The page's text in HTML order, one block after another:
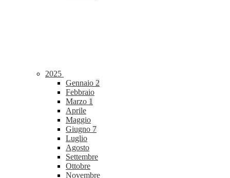
2025
Gennaio 2
Febbraio
Marzo 1
Aprile
Maggio
Giugno 7
Luglio
Agosto
Settembre
Ottobre
Novembre